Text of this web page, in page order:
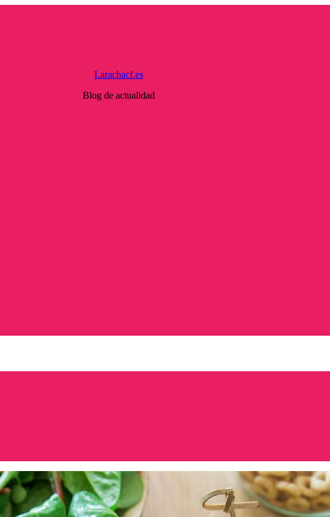
Larachacf.es
Blog de actualidad